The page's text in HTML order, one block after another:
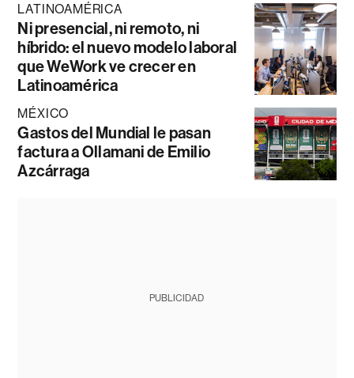
LATINOAMÉRICA
Ni presencial, ni remoto, ni
híbrido: el nuevo modelo laboral
que WeWork ve crecer en
Latinoamérica
MÉXICO
Gastos del Mundial le pasan
factura a Ollamani de Emilio
Azcárraga
PUBLICIDAD